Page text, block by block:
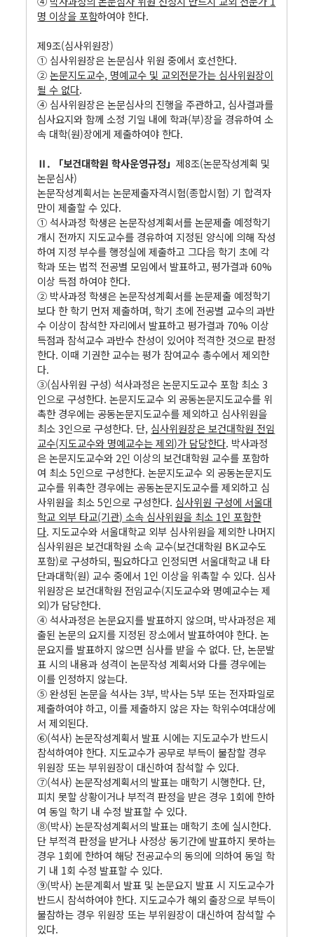
명 이상을 포함하여야 한다.
제9조(심사위원장)
① 심사위원장은 논문심사 위원 중에서 호선한다.
②논문지도교수, 명예교수 및 교외전문가는 심사위원장이
될 수 없다.
④ 심사위원장은 논문심사의 진행을 주관하고, 심사결과를
심사요지와 함께 소정 기일 내에 학과(부)장을 경유하여 소
속 대학(원)장에게 제출하여야 한다.
Ⅱ. 「보건대학원 학사운영규정」제8조(논문작성계획 및
논문심사)
논문작성계획서는 논문제출자격시험(종합시험) 기 합격자
만이 제출할 수 있다.
① 석사과정 학생은 논문작성계획서를 논문제출 예정학기
개시 전까지 지도교수를 경유하여 지정된 양식에 의해 작성
하여 지정 부수를 행정실에 제출하고 그다음 학기 초에 각
학과 또는 법적 전공별 모임에서 발표하고, 평가결과 60%
이상 득점 하여야 한다.
② 박사과정 학생은 논문작성계획서를 논문제출 예정학기
보다 한 학기 먼저 제출하며, 학기 초에 전공별 교수의 과반
수 이상이 참석한 자리에서 발표하고 평가결과 70% 이상
득점과 참석교수 과반수 찬성이 있어야 적격한 것으로 판정
한다. 이때 기권한 교수는 평가 참여교수 총수에서 제외한
다.
③(심사위원 구성) 석사과정은 논문지도교수 포함 최소 3
인으로 구성한다. 논문지도교수 외 공동논문지도교수를 위
촉한 경우에는 공동논문지도교수를 제외하고 심사위원을
최소 3인으로 구성한다. 단, 심사위원장은 보건대학원 전임
교수(지도교수와 명예교수는 제외)가 담당한다. 박사과정
은 논문지도교수와 2인 이상의 보건대학원 교수를 포함하
여 최소 5인으로 구성한다. 논문지도교수 외 공동논문지도
교수를 위촉한 경우에는 공동논문지도교수를 제외하고 심
사위원을 최소 5인으로 구성한다. 심사위원 구성에 서울대
학교 외부 타교(기관) 소속 심사위원을 최소 1인 포함한
다. 지도교수와 서울대학교 외부 심사위원을 제외한 나머지
심사위원은 보건대학원 소속 교수(보건대학원 BK교수도
포함)로 구성하되, 필요하다고 인정되면 서울대학교 내 타
단과대학(원) 교수 중에서 1인 이상을 위촉할 수 있다. 심사
위원장은 보건대학원 전임교수(지도교수와 명예교수는 제
외)가 담당한다.
④ 석사과정은 논문요지를 발표하지 않으며, 박사과정은 제
출된 논문의 요지를 지정된 장소에서 발표하여야 한다. 논
문요지를 발표하지 않으면 심사를 받을 수 없다. 단, 논문발
표 시의 내용과 성격이 논문작성 계획서와 다를 경우에는
이를 인정하지 않는다.
⑤ 완성된 논문을 석사는 3부, 박사는 5부 또는 전자파일로
제출하여야 하고, 이를 제출하지 않은 자는 학위수여대상에
서 제외된다.
⑥(석사) 논문작성계획서 발표 시에는 지도교수가 반드시
참석하여야 한다. 지도교수가 공무로 부득이 불참할 경우
위원장 또는 부위원장이 대신하여 참석할 수 있다.
⑦(석사) 논문작성계획서의 발표는 매학기 시행한다. 단,
피치 못할 상황이거나 부적격 판정을 받은 경우 1회에 한하
여 동일 학기 내 수정 발표할 수 있다.
⑧(박사) 논문작성계획서의 발표는 매학기 초에 실시한다.
단 부적격 판정을 받거나 사정상 동기간에 발표하지 못하는
경우 1회에 한하여 해당 전공교수의 동의에 의하여 동일 학
기 내 1회 수정 발표할 수 있다.
⑨(박사) 논문계획서 발표 및 논문요지 발표 시 지도교수가
반드시 참석하여야 한다. 지도교수가 해외 출장으로 부득이
불참하는 경우 위원장 또는 부위원장이 대신하여 참석할 수
있다.